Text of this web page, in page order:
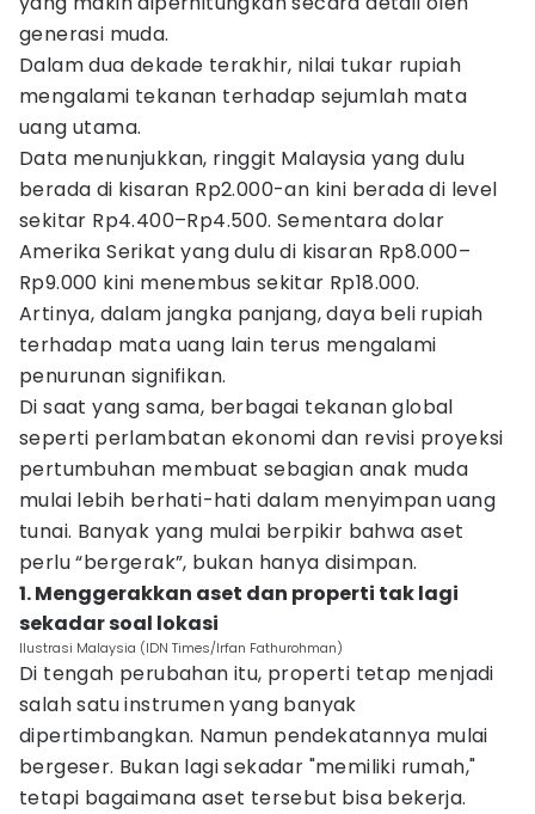
generasi muda.
Dalam dua dekade terakhir, nilai tukar rupiah
mengalami tekanan terhadap sejumlah mata
uang utama.
Data menunjukkan, ringgit Malaysia yang dulu
berada di kisaran Rp2.000-an kini berada di level
sekitar Rp4.400–Rp4.500. Sementara dolar
Amerika Serikat yang dulu di kisaran Rp8.000–
Rp9.000 kini menembus sekitar Rp18.000.
Artinya, dalam jangka panjang, daya beli rupiah
terhadap mata uang lain terus mengalami
penurunan signifikan.
Di saat yang sama, berbagai tekanan global
seperti perlambatan ekonomi dan revisi proyeksi
pertumbuhan membuat sebagian anak muda
mulai lebih berhati-hati dalam menyimpan uang
tunai. Banyak yang mulai berpikir bahwa aset
perlu “bergerak”, bukan hanya disimpan.
1. Menggerakkan aset dan properti tak lagi
sekadar soal lokasi
Ilustrasi Malaysia (IDN Times/Irfan Fathurohman)
Di tengah perubahan itu, properti tetap menjadi
salah satu instrumen yang banyak
dipertimbangkan. Namun pendekatannya mulai
bergeser. Bukan lagi sekadar "memiliki rumah,"
tetapi bagaimana aset tersebut bisa bekerja.